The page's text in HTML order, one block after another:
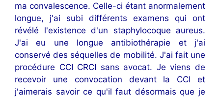
ma convalescence. Celle-ci étant anormalement
longue, j'ai subi différents examens qui ont
révélé l'existence d'un staphylocoque aureus.
J'ai eu une longue antibiothérapie et j'ai
conservé des séquelles de mobilité. J'ai fait une
procédure CCI CRCI sans avocat. Je viens de
recevoir une convocation devant la CCI et
j'aimerais savoir ce qu'il faut désormais que je